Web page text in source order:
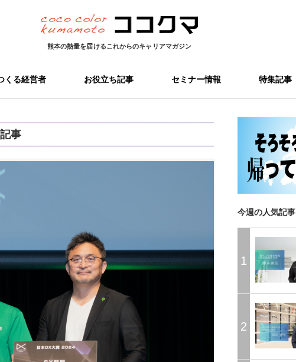
熊本の熱量を届けるこれからのキャリアマガジン
くる経営者 お役立ち記事 セミナー情報 特集記事
事
今週の人気記事
1
2